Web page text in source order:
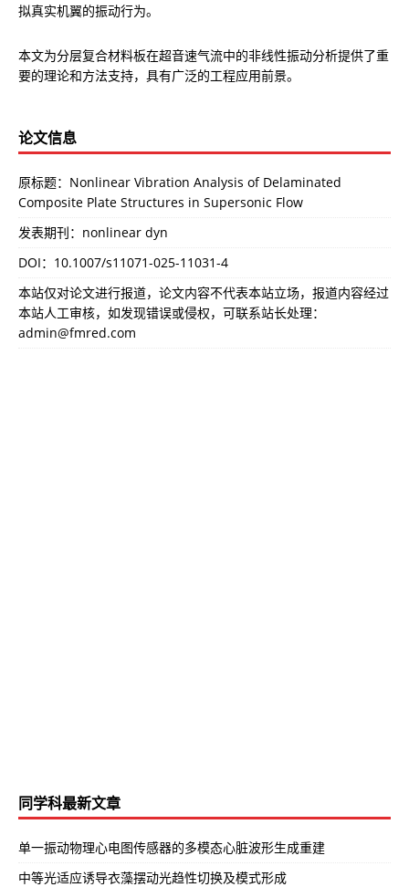
拟真实机翼的振动行为。
本文为分层复合材料板在超音速气流中的非线性振动分析提供了重
要的理论和方法支持，具有广泛的工程应用前景。
论文信息
原标题：Nonlinear Vibration Analysis of Delaminated
Composite Plate Structures in Supersonic Flow
发表期刊：nonlinear dyn
DOI： 10.1007/s11071-025-11031-4
本站仅对论文进行报道，论文内容不代表本站立场，报道内容经过
本站人工审核，如发现错误或侵权，可联系站长处理：
admin@fmred.com
同学科最新文章
单一振动物理心电图传感器的多模态心脏波形生成重建
中等光适应诱导衣藻摆动光趋性切换及模式形成